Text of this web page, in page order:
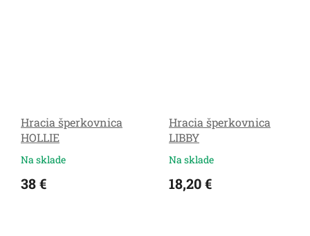
Hracia šperkovnica
HOLLIE
Na sklade
38 €
Hracia šperkovnica
LIBBY
Na sklade
18,20 €